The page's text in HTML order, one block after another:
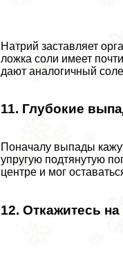
Натрий заставляет
ложка соли имеет
дают аналогичный
11. Глубокие
Поначалу выпады
упругую подтянутую
центре и мог
12. Откажитесь